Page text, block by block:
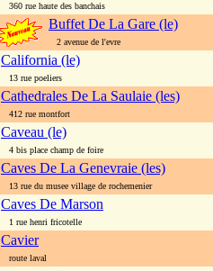
360 rue haute des banchais
Buffet De La Gare (le)
2 avenue de l'evre
California (le)
13 rue poeliers
Cathedrales De La Saulaie (les)
412 rue montfort
Caveau (le)
4 bis place champ de foire
Caves De La Genevraie (les)
13 rue du musee village de rochemenier
Caves De Marson
1 rue henri fricotelle
Cavier
route laval